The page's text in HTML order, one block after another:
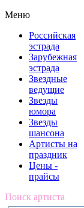
Меню
Российская
эстрада
Зарубежная
эстрада
Звездные
ведущие
Звезды
юмора
Звезды
шансона
Артисты на
праздник
Цены -
прайсы
Поиск артиста